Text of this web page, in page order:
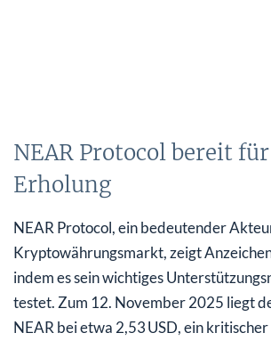
NEAR Protocol bereit
Erholung
NEAR Protocol, ein bedeutender
Kryptowährungsmarkt, zeigt
indem es sein wichtiges
testet. Zum 12. November 2025 liegt
NEAR bei etwa 2,53 USD, ein